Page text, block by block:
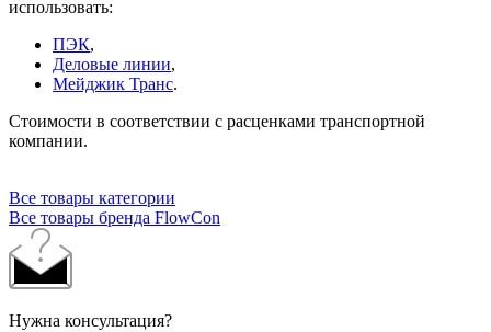
использовать:
ПЭК,
Деловые линии,
Мейджик Транс.
Стоимости в соответствии с расценками транспортной
компании.
Все товары категории
Все товары бренда FlowCon
Нужна консультация?